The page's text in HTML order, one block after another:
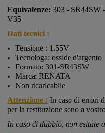
Equivalenze: 303 - SR44SW
V35
Dati tecnici :
Tensione : 1.55V
Tecnologa: osside d'argento
Formato: 301-SR43SW
Marca: RENATA
Non ricaricabile
Attenzione : In caso di errori
per la restituzione sono a
In caso di dubbio, non esitate a